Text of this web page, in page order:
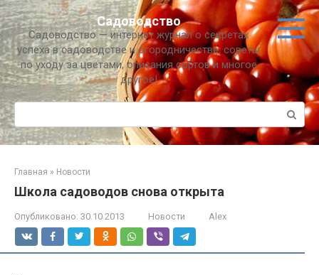
Перейти
к
контенту
Садоводство
Садоводство — интернет журнал о секретах
успеха в садоводстве и огородничестве, советы
по уходу за цветами, описания сортов и многое
другое!
Поиск:
Главная » Новости
Школа садоводов снова открыта
Опубликовано: 30.10.2013 Новости Alex